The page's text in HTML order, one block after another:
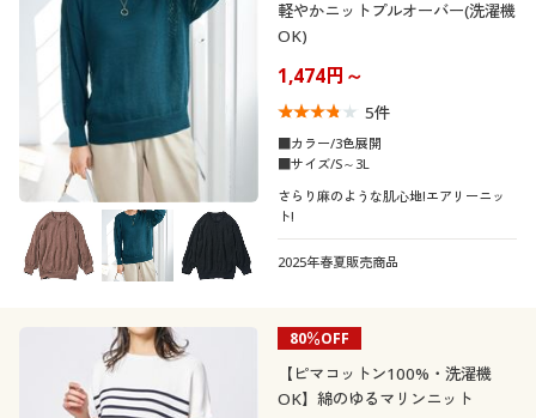
軽やかニットプルオーバー(洗濯機
OK)
1,474円～
5件
■カラー/3色展開
■サイズ/S～3L
さらり麻のような肌心地!エアリーニッ
ト!
2025年春夏販売商品
80％OFF
【ピマコットン100%・洗濯機
OK】綿のゆるマリンニット